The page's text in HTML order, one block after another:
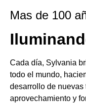
Mas de 100
Cada día, Sylvania
todo el mundo,
desarrollo de
aprovechamiento y